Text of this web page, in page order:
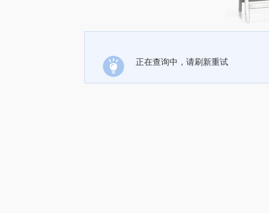
正在查询中，请刷新重试